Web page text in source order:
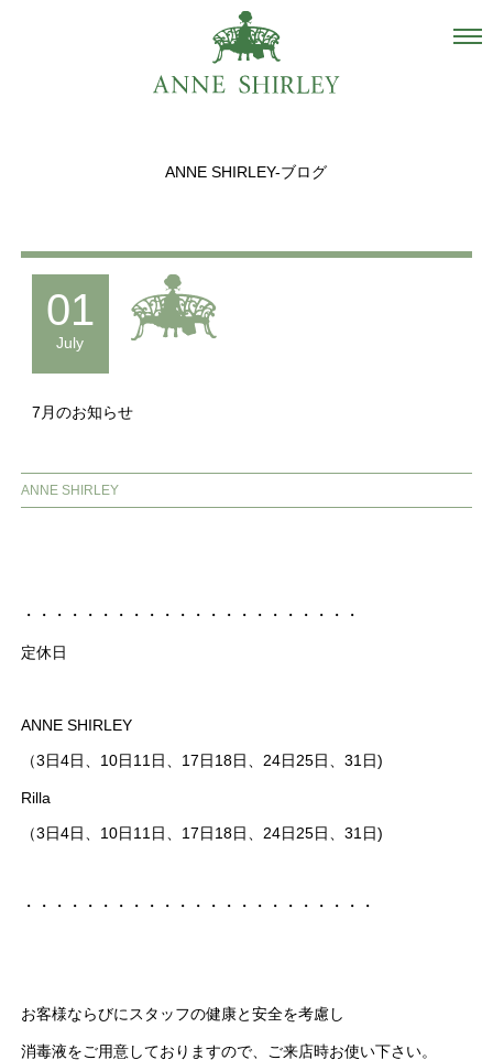
Salon
recommend
ANNE SHIRLEY-ブログ
01
July
7月のお知らせ
ANNE SHIRLEY
・・・・・・・・・・・・・・・・・・・・・・
定休日
ANNE SHIRLEY
（3日4日、10日11日、17日18日、24日25日、31日)
Rilla
（3日4日、10日11日、17日18日、24日25日、31日)
・・・・・・・・・・・・・・・・・・・・・・・
お客様ならびにスタッフの健康と安全を考慮し
消毒液をご用意しておりますので、ご来店時お使い下さい。